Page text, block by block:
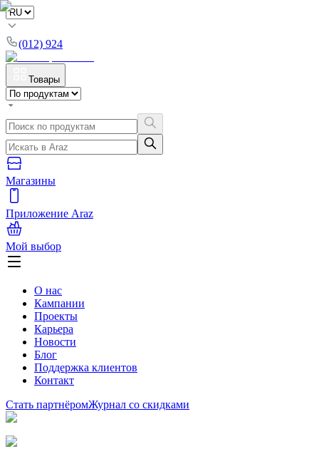
(012) 924
Товары
Магазины
Приложение Araz
Мой выбор
О нас
Кампании
Проекты
Карьера
Новости
Блог
Поддержка клиентов
Контакт
Стать партнёромЖурнал со скидками